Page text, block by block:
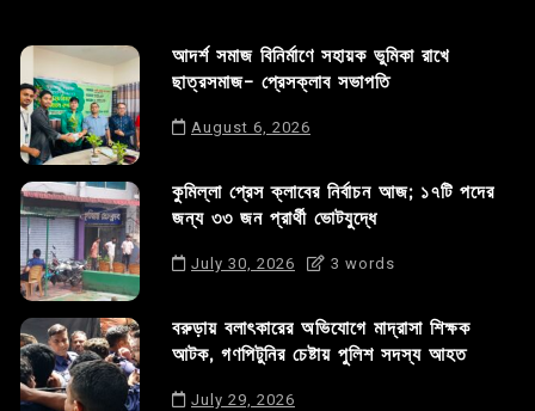
আদর্শ সমাজ বিনির্মাণে সহায়ক ভুমিকা রাখে
ছাত্রসমাজ- প্রেসক্লাব সভাপতি
August 6, 2026
কুমিল্লা প্রেস ক্লাবের নির্বাচন আজ; ১৭টি পদের
জন্য ৩৩ জন প্রার্থী ভোটযুদ্ধে
July 30, 2026 3 words
বরুড়ায় বলাৎকারের অভিযোগে মাদ্রাসা শিক্ষক
আটক, গণপিটুনির চেষ্টায় পুলিশ সদস্য আহত
July 29, 2026